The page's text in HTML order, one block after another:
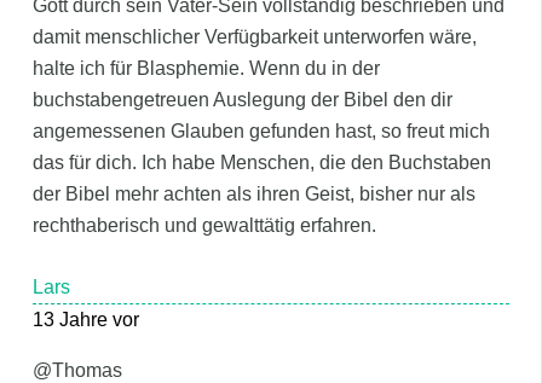
Gott durch sein Vater-Sein vollständig beschrieben und
damit menschlicher Verfügbarkeit unterworfen wäre,
halte ich für Blasphemie. Wenn du in der
buchstabengetreuen Auslegung der Bibel den dir
angemessenen Glauben gefunden hast, so freut mich
das für dich. Ich habe Menschen, die den Buchstaben
der Bibel mehr achten als ihren Geist, bisher nur als
rechthaberisch und gewalttätig erfahren.
Lars
13 Jahre vor
@Thomas